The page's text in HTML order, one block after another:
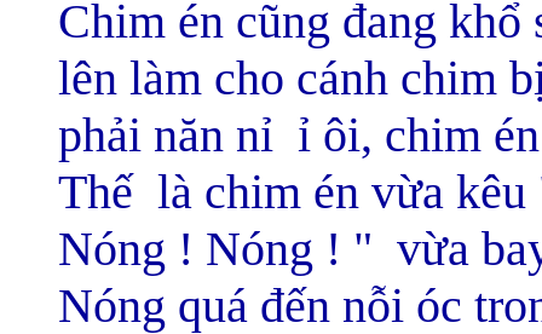
Chim én cũng đang
lên làm cho cánh chim
phải năn nỉ ỉ ôi, chim
Thế là chim én vừa
Nóng ! Nóng ! " vừa
Nóng quá đến nỗi óc